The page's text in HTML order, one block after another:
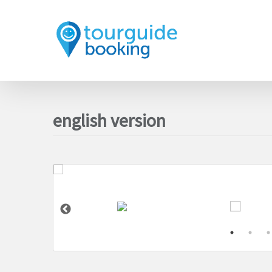
english version